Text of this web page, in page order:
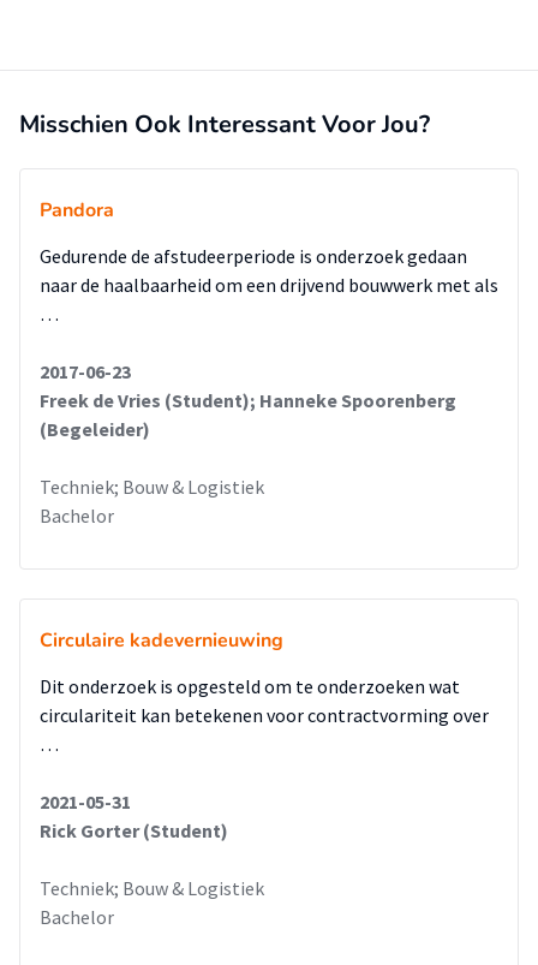
Misschien Ook Interessant Voor Jou?
Pandora
Gedurende de afstudeerperiode is onderzoek gedaan
naar de haalbaarheid om een drijvend bouwwerk met als
…
2017-06-23
Freek de Vries (Student); Hanneke Spoorenberg
(Begeleider)
Techniek; Bouw & Logistiek
Bachelor
Circulaire kadevernieuwing
Dit onderzoek is opgesteld om te onderzoeken wat
circulariteit kan betekenen voor contractvorming over
…
2021-05-31
Rick Gorter (Student)
Techniek; Bouw & Logistiek
Bachelor